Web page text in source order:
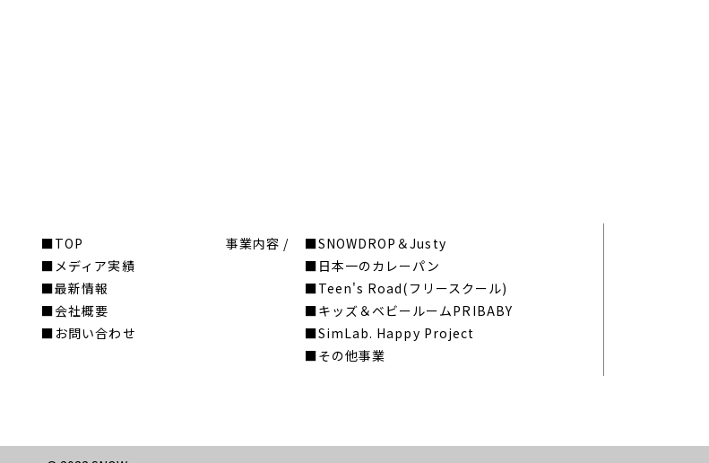
TOP
メディア実績
最新情報
会社概要
お問い合わせ
事業内容 /
SNOWDROP＆Justy
日本一のカレーパン
Teen's Road(フリースクール)
キッズ＆ベビールームPRIBABY
SimLab. Happy Project
その他事業